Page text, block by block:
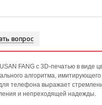
вопрос
FANG с 3D-печатью в виде
алгоритма,
телефона выражает
и непреходящей надежды.